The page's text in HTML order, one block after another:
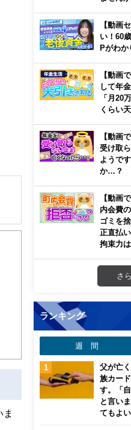
き
【動画
い！60
Pがわか
【動画
して年
「月20
くらい
【動画
受け取
ようで
か…？
【動画
内会費
ゴミを
正直払
拘束力
さ
ランキング
週 間
父が亡
族カー
す。「
と言い
てもよ